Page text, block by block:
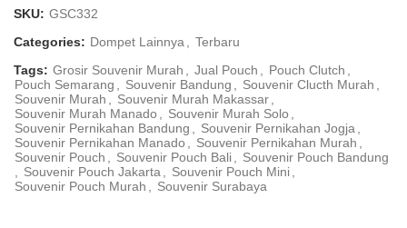
SKU: GSC332
Categories: Dompet Lainnya, Terbaru
Tags: Grosir Souvenir Murah , Jual Pouch , Pouch Clutch ,
Pouch Semarang , Souvenir Bandung , Souvenir Clucth Murah ,
Souvenir Murah , Souvenir Murah Makassar,
Souvenir Murah Manado , Souvenir Murah Solo ,
Souvenir Pernikahan Bandung , Souvenir Pernikahan Jogja,
Souvenir Pernikahan Manado , Souvenir Pernikahan Murah ,
Souvenir Pouch , Souvenir Pouch Bali, Souvenir Pouch Bandung
, Souvenir Pouch Jakarta, Souvenir Pouch Mini,
Souvenir Pouch Murah , Souvenir Surabaya